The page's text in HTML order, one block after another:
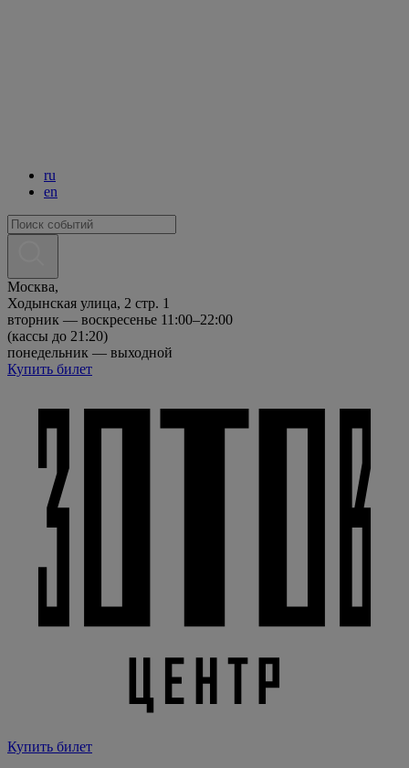
ru
en
Москва,
Ходынская улица, 2 стр. 1
вторник — воскресенье 11:00–22:00
(кассы до 21:20)
понедельник — выходной
Купить билет
Купить билет